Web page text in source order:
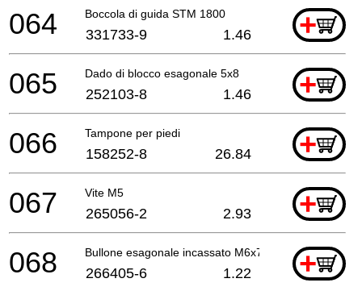
Boccola di guida STM 1800 +
064 331733-9 1.46
Dado di blocco esagonale 5x8 +
065 252103-8 1.46
Tampone per piedi +
066 158252-8 26.84
Vite M5 +
067 265056-2 2.93
Bullone esagonale incassato M6x75 +
068 266405-6 1.22